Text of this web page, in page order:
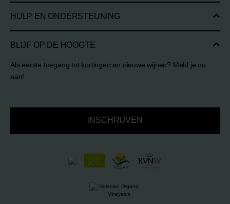
HULP EN ONDERSTEUNING
BLIJF OP DE HOOGTE
Als eerste toegang tot kortingen en nieuwe wijnen? Meld je nu
aan!
INSCHRIJVEN